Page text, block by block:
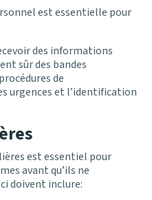
est essentielle pour
des informations
sûr des bandes
de
urgences et l’identification
est essentiel pour
avant qu’ils ne
doivent inclure: